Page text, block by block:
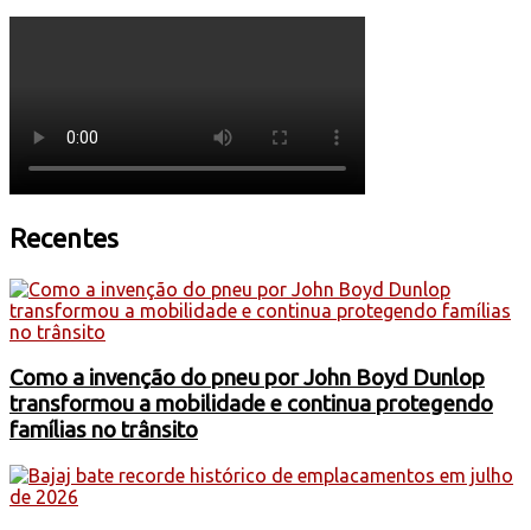
Recentes
Como a invenção do pneu por John Boyd Dunlop
transformou a mobilidade e continua protegendo
famílias no trânsito